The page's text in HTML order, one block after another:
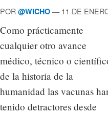
POR @WICHO — 11 DE
Como prácticamente
cualquier otro avance
médico, técnico o
de la historia de la
humanidad las vacunas
tenido detractores desde